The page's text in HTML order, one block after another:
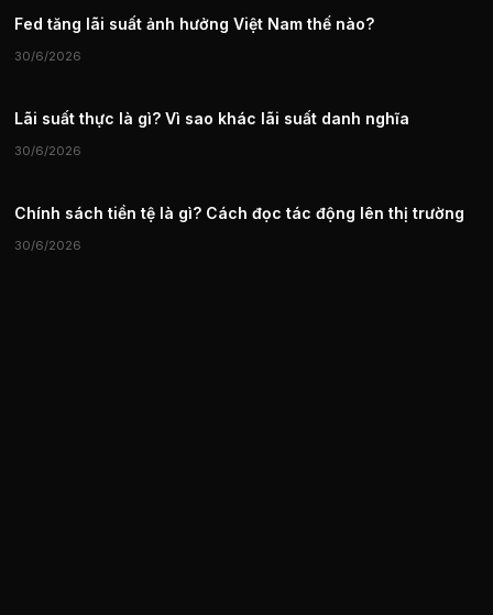
Fed tăng lãi suất ảnh hưởng Việt Nam thế nào?
30/6/2026
Lãi suất thực là gì? Vì sao khác lãi suất danh nghĩa
30/6/2026
Chính sách tiền tệ là gì? Cách đọc tác động lên thị trường
30/6/2026